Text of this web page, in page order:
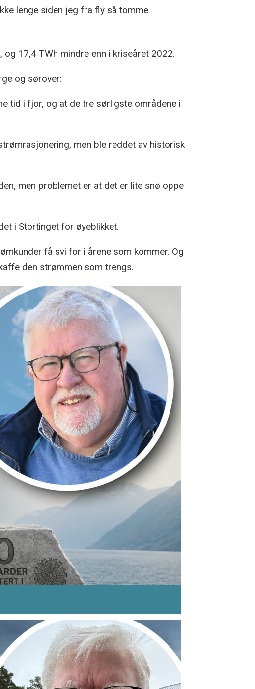
lenge siden jeg fra fly så tomme
17,4 TWh mindre enn i kriseåret 2022.
og sørover:
tid i fjor, og at de tre sørligste områdene i
men ble reddet av historisk
men problemet er at det er lite snø oppe
i Stortinget for øyeblikket.
få svi for i årene som kommer. Og
den strømmen som trengs.